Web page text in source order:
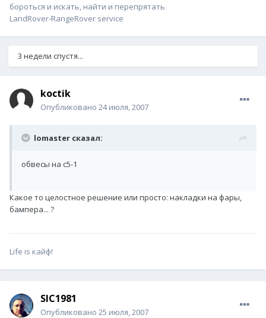
бороться и искать, найти и перепрятать
LandRover-RangeRover service
3 недели спустя...
koctik
Опубликовано 24 июля, 2007
lomaster сказал:
обвесы на с5-1
Какое то целостное решение или просто: накладки на фары,
бампера... ?
Life is кайф!
SIC1981
Опубликовано 25 июля, 2007